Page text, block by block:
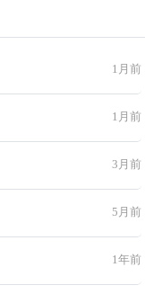
1月前
1月前
3月前
5月前
1年前